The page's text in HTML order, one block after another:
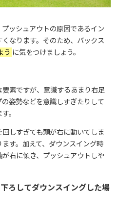
ッシュアウトの原因であるイン
なります。そのため、バックス
う に気をつけましょう。
素ですが、意識するあまり右足
姿勢などを意識しすぎたりして
。
しすぎても頭が右に動いてしま
す。加えて、ダウンスイング時
右に傾き、プッシュアウトしや
ろしてダウンスイングした場